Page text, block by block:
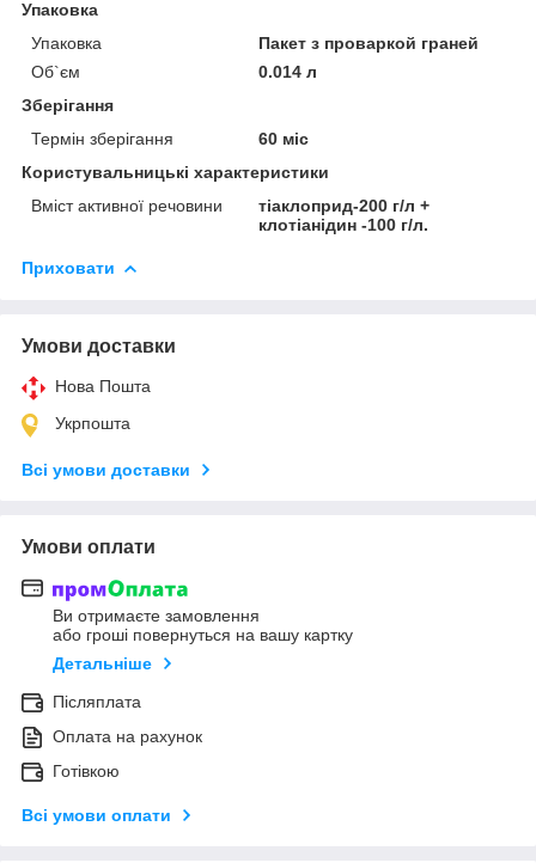
Упаковка
Упаковка
Пакет з проваркой граней
Об`єм
0.014 л
Зберігання
Термін зберігання
60 міс
Користувальницькі характеристики
Вміст активної речовини
тіаклоприд-200 г/л +
клотіанідин -100 г/л.
Приховати
Умови доставки
Нова Пошта
Укрпошта
Всі умови доставки
Умови оплати
Ви отримаєте замовлення
або гроші повернуться на вашу картку
Детальніше
Післяплата
Оплата на рахунок
Готівкою
Всі умови оплати